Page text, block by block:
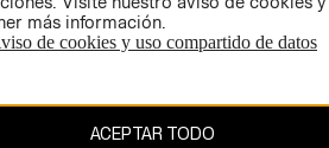
COOKIES
más información.
de cookies y uso compartido de datos
ACEPTAR TODO